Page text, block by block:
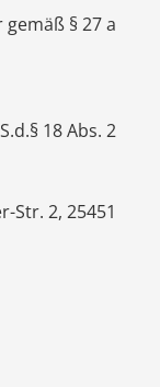
§ 27 a
18 Abs. 2
Str. 2, 25451